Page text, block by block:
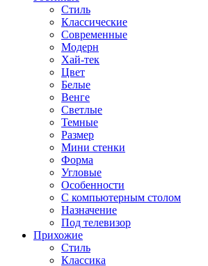
Стиль
Классические
Современные
Модерн
Хай-тек
Цвет
Белые
Венге
Светлые
Темные
Размер
Мини стенки
Форма
Угловые
Особенности
С компьютерным столом
Назначение
Под телевизор
Прихожие
Стиль
Классика